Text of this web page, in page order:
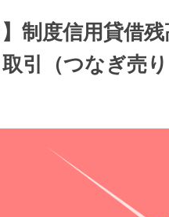
】制度信用貸借
引（つなぎ売